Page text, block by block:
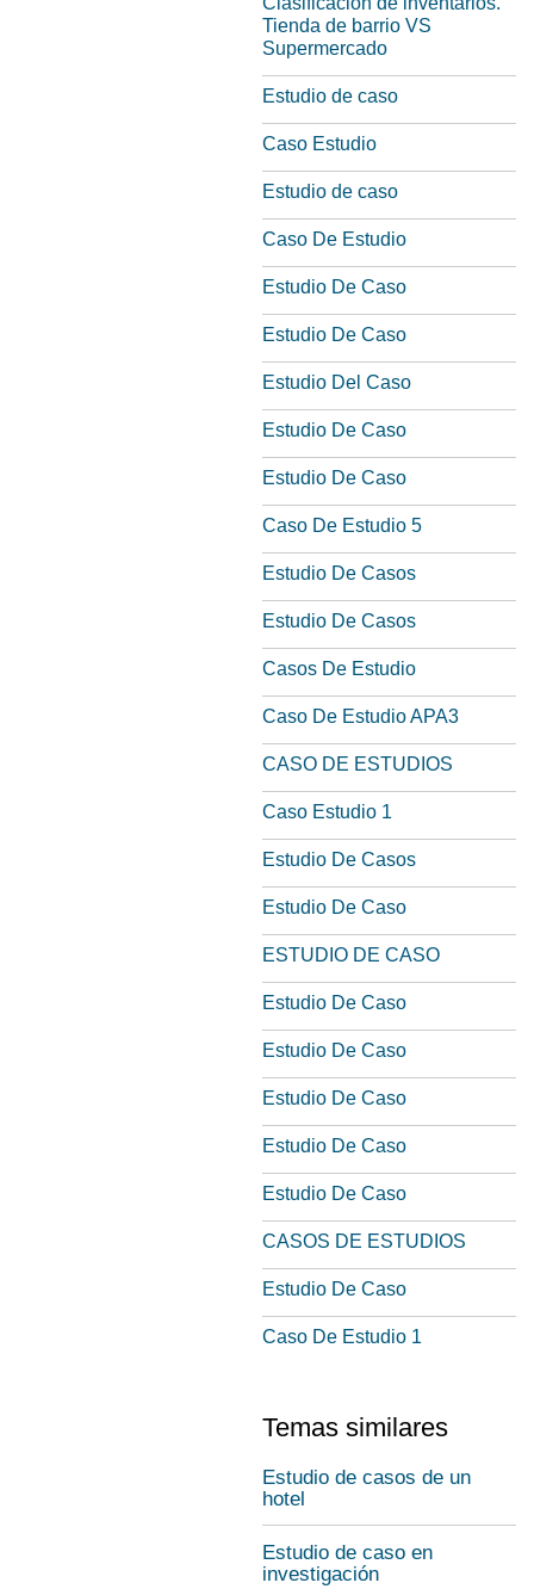
Tienda de barrio VS
Supermercado
Estudio de caso
Caso Estudio
Estudio de caso
Caso De Estudio
Estudio De Caso
Estudio De Caso
Estudio Del Caso
Estudio De Caso
Estudio De Caso
Caso De Estudio 5
Estudio De Casos
Estudio De Casos
Casos De Estudio
Caso De Estudio APA3
CASO DE ESTUDIOS
Caso Estudio 1
Estudio De Casos
Estudio De Caso
ESTUDIO DE CASO
Estudio De Caso
Estudio De Caso
Estudio De Caso
Estudio De Caso
Estudio De Caso
CASOS DE ESTUDIOS
Estudio De Caso
Caso De Estudio 1
Temas similares
Estudio de casos de un
hotel
Estudio de caso en
investigación